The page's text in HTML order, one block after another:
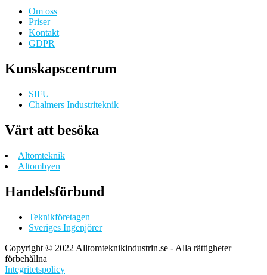
Om oss
Priser
Kontakt
GDPR
Kunskapscentrum
SIFU
Chalmers Industriteknik
Värt att besöka
Altomteknik
Altombyen
Handelsförbund
Teknikföretagen
Sveriges Ingenjörer
Copyright © 2022 Alltomteknikindustrin.se - Alla rättigheter
förbehållna
Integritetspolicy